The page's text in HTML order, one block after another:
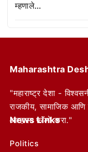
म्हणाले…
Maharashtra
"महाराष्ट्र देशा -
राजकीय, सामाजिक आणि
आम्हाला फॉलो करा."
News Links
Politics